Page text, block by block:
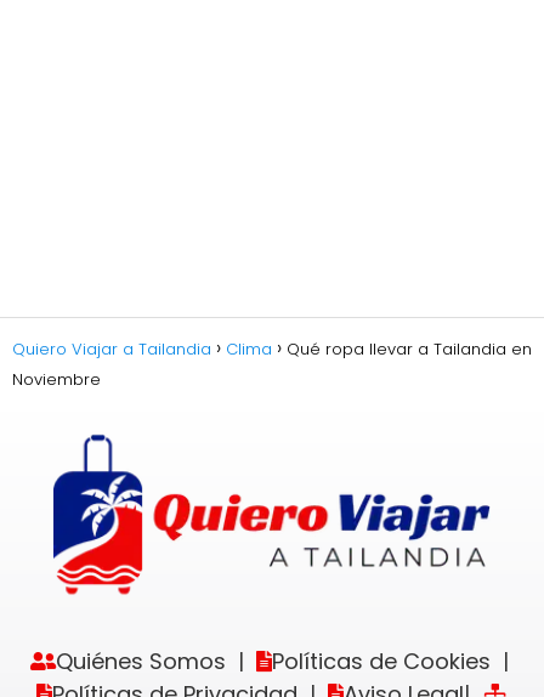
Quiero Viajar a Tailandia Clima
Qué ropa llevar a Tailandia en
Noviembre
Quiénes Somos | Políticas de Cookies |